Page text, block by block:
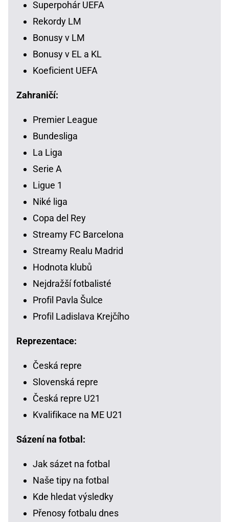
Superpohár UEFA
Rekordy LM
Bonusy v LM
Bonusy v EL a KL
Koeficient UEFA
Zahraničí:
Premier League
Bundesliga
La Liga
Serie A
Ligue 1
Niké liga
Copa del Rey
Streamy FC Barcelona
Streamy Realu Madrid
Hodnota klubů
Nejdražší fotbalisté
Profil Pavla Šulce
Profil Ladislava Krejčího
Reprezentace:
Česká repre
Slovenská repre
Česká repre U21
Kvalifikace na ME U21
Sázení na fotbal:
Jak sázet na fotbal
Naše tipy na fotbal
Kde hledat výsledky
Přenosy fotbalu dnes